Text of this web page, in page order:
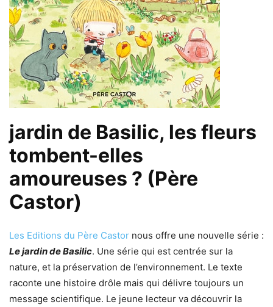
jardin de Basilic, les fleurs
tombent-elles
amoureuses ? (Père
Castor)
Les Editions du Père Castor nous offre une nouvelle série :
Le jardin de Basilic. Une série qui est centrée sur la
nature, et la préservation de l’environnement. Le texte
raconte une histoire drôle mais qui délivre toujours un
message scientifique. Le jeune lecteur va découvrir la